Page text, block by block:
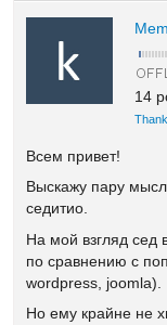
14
Всем привет!
Выскажу пару
седитио.
На мой взгляд сед
по сравнению с
wordpress, joomla).
Но ему крайне не